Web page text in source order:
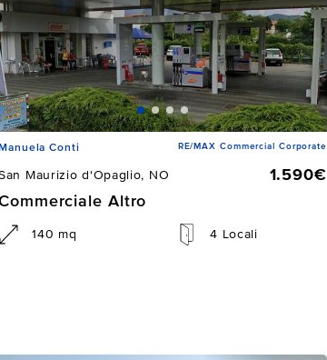
Manuela Conti RE/MAX Commercial Corporate
Maurizio d'Opaglio, NO
1.590€
Altro
140 mq 4 Locali